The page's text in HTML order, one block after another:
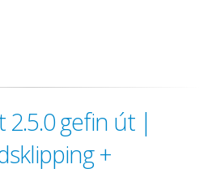
2.5.0 gefin út |
+